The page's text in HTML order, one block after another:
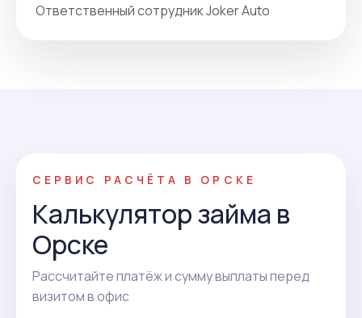
Ответственный сотрудник Joker Auto
СЕРВИС РАСЧЁТА В ОРСКЕ
Калькулятор займа в
Орске
Рассчитайте платёж и сумму выплаты перед
визитом в офис